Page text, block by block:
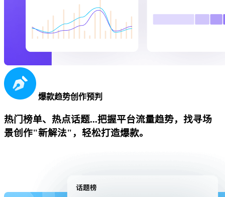
爆款趋势创作预判
热门榜单、热点话题...把握平台流量趋势，找寻场
景创作"新解法"，轻松打造爆款。